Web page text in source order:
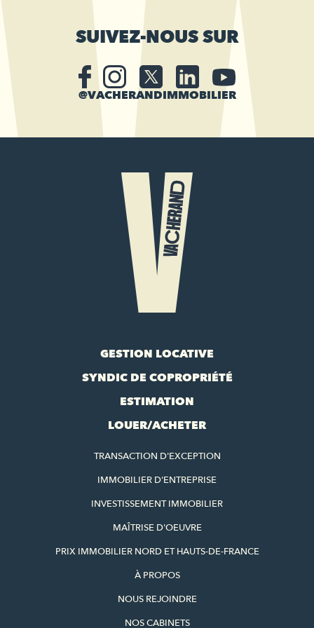
SUIVEZ-NOUS SUR
@VACHERANDIMMOBILIER
GESTION LOCATIVE
SYNDIC DE COPROPRIÉTÉ
ESTIMATION
LOUER/ACHETER
TRANSACTION D'EXCEPTION
IMMOBILIER D'ENTREPRISE
INVESTISSEMENT IMMOBILIER
MAÎTRISE D'OEUVRE
PRIX IMMOBILIER NORD ET HAUTS-DE-FRANCE
À PROPOS
NOUS REJOINDRE
NOS CABINETS